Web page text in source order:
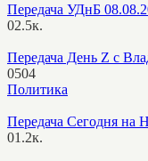
Передача УДнБ
02.5к.
Передача День Z с
0504
Политика
Передача Сегодня на
01.2к.